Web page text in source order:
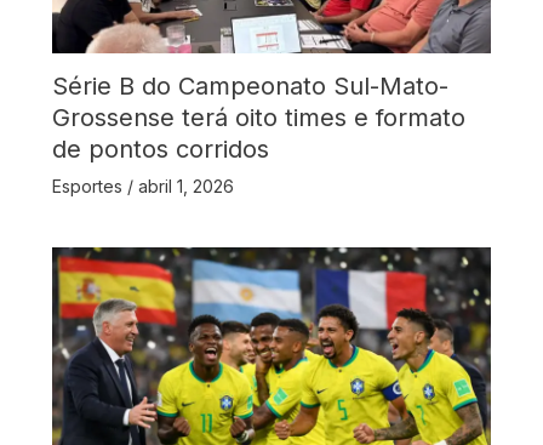
Série B do Campeonato Sul-Mato-
Grossense terá oito times e formato
de pontos corridos
Esportes / abril 1, 2026